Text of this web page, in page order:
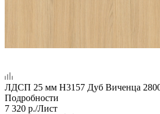
ЛДСП 25 мм H3157 Дуб Виченца
Подробности
7 320 р./Лист